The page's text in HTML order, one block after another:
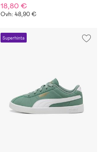
18,80 €
Ovh: 48,90 €
Superhinta